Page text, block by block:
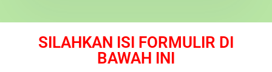
SILAHKAN ISI FORMULIR DI
BAWAH INI